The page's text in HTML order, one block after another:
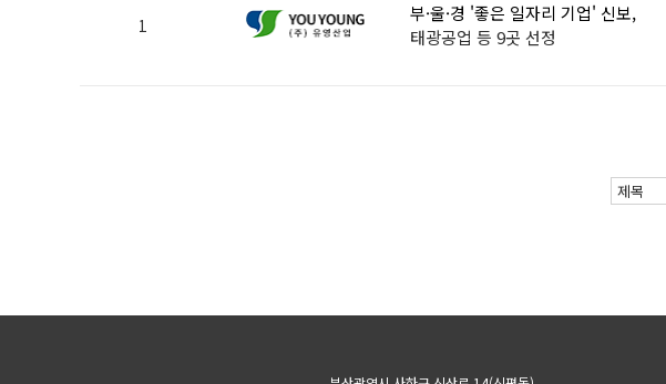
1
부·울·경 '좋은 일자리 기업' 신보,
태광공업 등 9곳 선정